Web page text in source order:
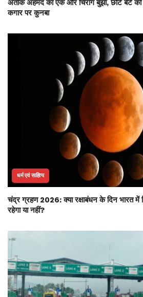
अतीक अहमद का एक और चिराग बुझा, छोटे बेटे की
कगार पर कुनबा
धर्म एवं साहित्य
चंद्र ग्रहण 2026: क्या रक्षाबंधन के दिन भारत
रहेगा या नहीं?